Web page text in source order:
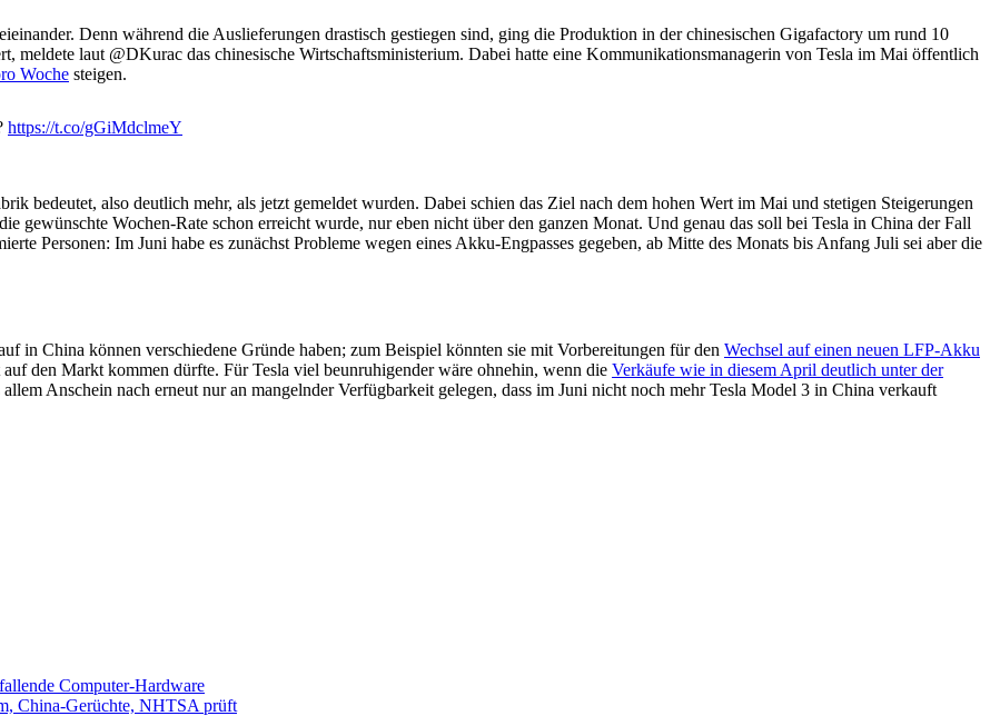
Denn während die Auslieferungen drastisch gestiegen sind, ging die Produktion in der chinesischen Gigafactory um rund 10
meldete laut @DKurac das chinesische Wirtschaftsministerium. Dabei hatte eine Kommunikationsmanagerin von Tesla im Mai öffentlich
Woche steigen.
https://t.co/gGiMdclmeY
bedeutet, also deutlich mehr, als jetzt gemeldet wurden. Dabei schien das Ziel nach dem hohen Wert im Mai und stetigen Steigerungen
gewünschte Wochen-Rate schon erreicht wurde, nur eben nicht über den ganzen Monat. Und genau das soll bei Tesla in China der Fall
Personen: Im Juni habe es zunächst Probleme wegen eines Akku-Engpasses gegeben, ab Mitte des Monats bis Anfang Juli sei aber die
in China können verschiedene Gründe haben; zum Beispiel könnten sie mit Vorbereitungen für den Wechsel auf einen neuen LFP-Akku
auf den Markt kommen dürfte. Für Tesla viel beunruhigender wäre ohnehin, wenn die Verkäufe wie in diesem April deutlich unter der
Anschein nach erneut nur an mangelnder Verfügbarkeit gelegen, dass im Juni nicht noch mehr Tesla Model 3 in China verkauft
Computer-Hardware
China-Gerüchte, NHTSA prüft